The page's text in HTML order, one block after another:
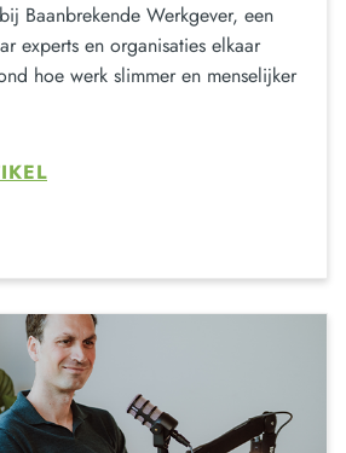
Baanbrekende Werkgever, een
experts en organisaties elkaar
hoe werk slimmer en menselijker